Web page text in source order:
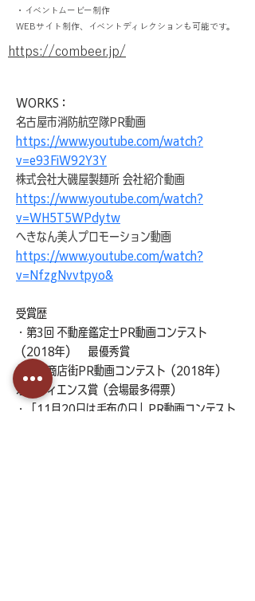
・イベントムービー制作
WEBサイト制作、イベントディレクションも可能です。
https://combeer.jp/
WORKS：
名古屋市消防航空隊PR動画
https://www.youtube.com/watch?
v=e93FiW92Y3Y
株式会社大磯屋製麺所 会社紹介動画
https://www.youtube.com/watch?
v=WH5T5WPdytw
へきなん美人プロモーション動画
https://www.youtube.com/watch?
v=NfzgNvvtpyo&
受賞歴
・第3回 不動産鑑定士PR動画コンテスト
（2018年）　最優秀賞
・黒崎商店街PR動画コンテスト（2018年）
オーディエンス賞（会場最多得票）
・「11月20日は毛布の日」PR動画コンテスト